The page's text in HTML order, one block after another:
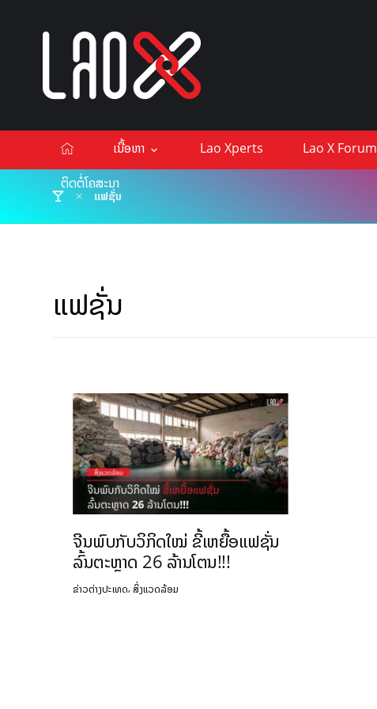
ເນື້ອຫາ Lao Xperts Lao X Forum
ຕິດຕໍ່ໂຄສະນາ
ແຟຊັ່ນ
ແຟຊັ່ນ
ຈີນພົບກັບວິກິດໃໝ່ ຂີ້ເຫຍື້ອແຟຊັ່ນ
ລົ້ນຕະຫຼາດ 26 ລ້ານໂຕນ!!!
ຂ່າວຕ່າງປະເທດ, ສິ່ງແວດລ້ອມ